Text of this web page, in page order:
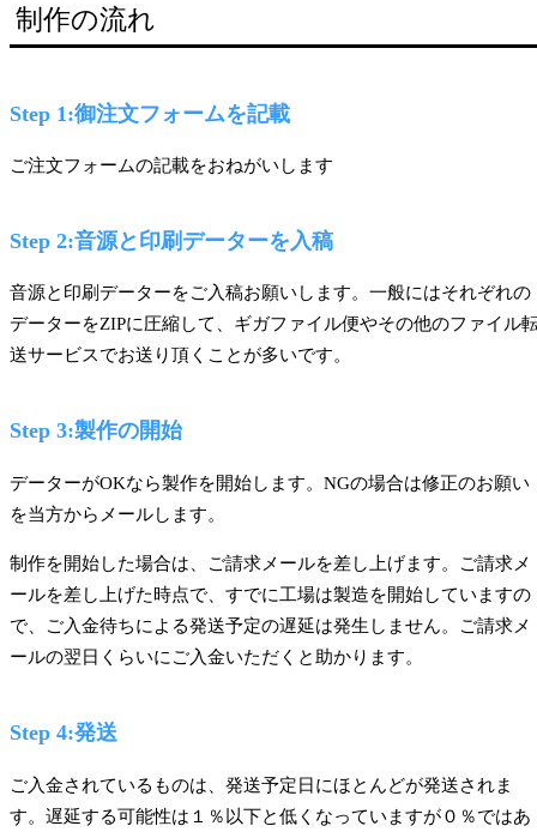
制作の流れ
Step 1:御注文フォームを記載
ご注文フォームの記載をおねがいします
Step 2:音源と印刷データーを入稿
音源と印刷データーをご入稿お願いします。一般にはそれぞれの
データーをZIPに圧縮して、ギガファイル便やその他のファイル
送サービスでお送り頂くことが多いです。
Step 3:製作の開始
データーがOKなら製作を開始します。NGの場合は修正のお願い
を当方からメールします。
制作を開始した場合は、ご請求メールを差し上げます。ご請求メ
ールを差し上げた時点で、すでに工場は製造を開始していますの
で、ご入金待ちによる発送予定の遅延は発生しません。ご請求メ
ールの翌日くらいにご入金いただくと助かります。
Step 4:発送
ご入金されているものは、発送予定日にほとんどが発送されま
す。遅延する可能性は１％以下と低くなっていますが０％ではあ